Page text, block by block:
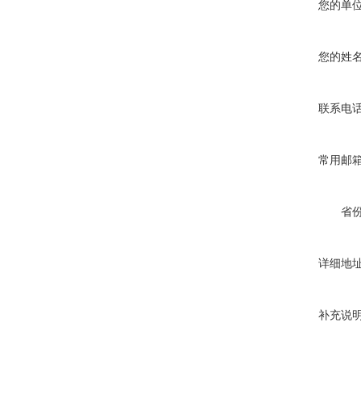
您的单
您的姓
联系电
常用邮
省
详细地
补充说